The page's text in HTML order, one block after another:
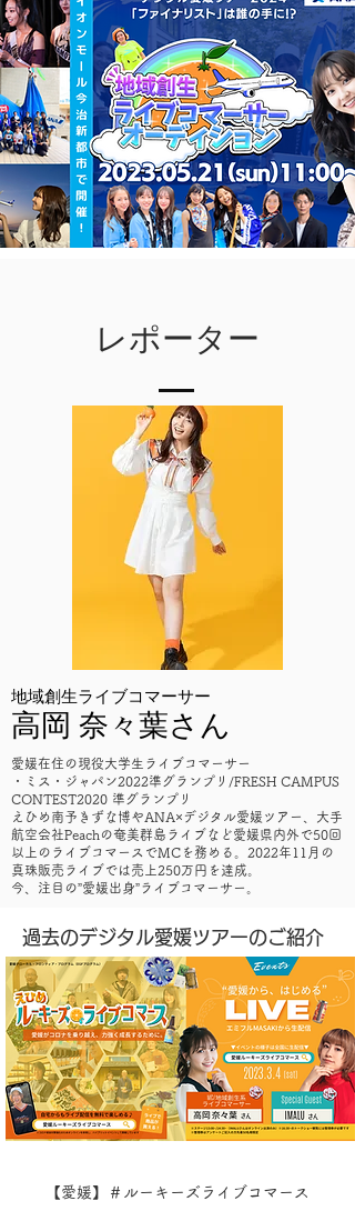
レポーター
地域創生ライブコマーサー
​高岡 奈々葉さん
愛媛在住の現役大学生ライブコマーサー
・ミス・ジャパン2022準グランプリ/FRESH CAMPUS
CONTEST2020 準グランプリ
えひめ南予きずな博やANA×デジタル愛媛ツアー、大手
航空会社Peachの奄美群島ライブなど愛媛県内外で50回
以上のライブコマースでMCを務める。2022年11月の
真珠販売ライブでは売上250万円を達成。
今、注目の”愛媛出身”ライブコマーサー。
過去のデジタル愛媛ツアーのご紹介
【愛媛】＃ルーキーズライブコマース